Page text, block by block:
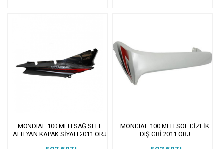
MONDIAL 100 MFH SAĞ SELE
ALTI YAN KAPAK SİYAH 2011 ORJ
MONDIAL 100 MFH SOL DİZLİK
DIŞ GRİ 2011 ORJ